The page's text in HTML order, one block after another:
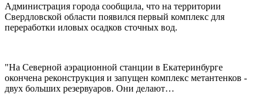
Администрация города сообщила, что на территории
Свердловской области появился первый комплекс для
переработки иловых осадков сточных вод.
"На Северной аэрационной станции в Екатеринбурге
окончена реконструкция и запущен комплекс метантенков -
двух больших резервуаров. Они делают…